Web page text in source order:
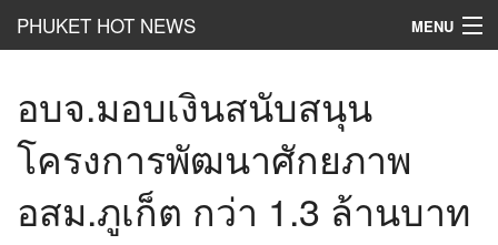
PHUKET HOT NEWS MENU
Hot Clip
HotList
Hot Gossip
อบจ.มอบเงินสนับสนุน
โครงการพัฒนาศักยภาพ
อสม.ภูเก็ต กว่า 1.3 ล้านบาท